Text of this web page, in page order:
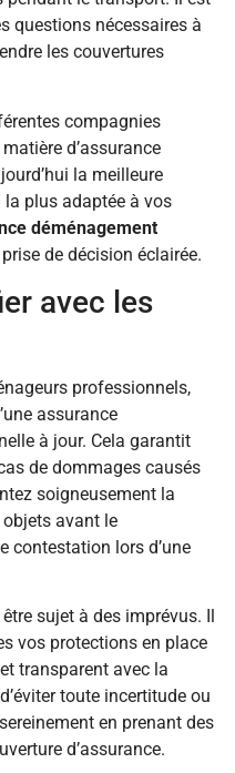
questions nécessaires à
les couvertures
compagnies
d’assurance
la meilleure
plus adaptée à vos
déménagement
de décision éclairée.
avec les
professionnels,
assurance
à jour. Cela garantit
de dommages causés
soigneusement la
objets avant le
contestation lors d’une
sujet à des imprévus. Il
vos protections en place
transparent avec la
toute incertitude ou
en prenant des
d’assurance.